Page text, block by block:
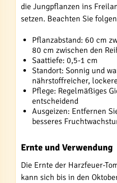
die Jungpflanzen ins
setzen. Beachten Sie
Pflanzabstand: 60 cm
80 cm zwischen den
Saattiefe: 0,5-1 cm
Standort: Sonnig und
nährstoffreicher,
Pflege: Regelmäßiges
entscheidend
Ausgeizen: Entfernen
besseres
Ernte und Verwendung
Die Ernte der Harzfeuer-
kann sich bis in den